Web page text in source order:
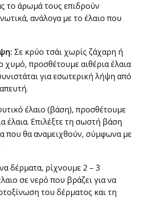
το άρωμά τους επιδρούν
ανάλογα με το έλαιο που
Σε κρύο τσάι χωρίς ζάχαρη ή
χυμό, προσθέτουμε αιθέρια έλαια
για εσωτερική λήψη από
έλαιο (βάση), προσθέτουμε
έλαια. Επιλέξτε τη σωστή βάση
που θα αναμειχθούν, σύμφωνα με
δέρματα, ρίχνουμε 2 – 3
σε νερό που βράζει για να
του δέρματος και τη